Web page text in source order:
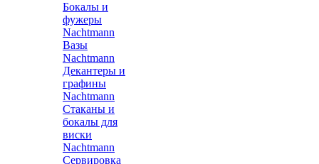
Бокалы и
фужеры
Nachtmann
Вазы
Nachtmann
Декантеры и
графины
Nachtmann
Стаканы и
бокалы для
виски
Nachtmann
Сервировка